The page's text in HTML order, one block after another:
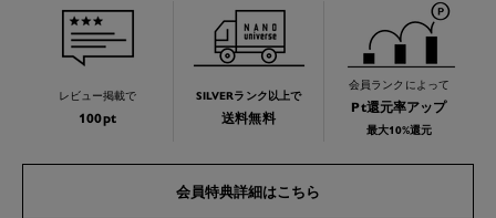
レビュー掲載で
100pt
SILVERランク以上で
送料無料
会員ランクによって
Pt還元率アップ
最大10%還元
会員特典詳細はこちら